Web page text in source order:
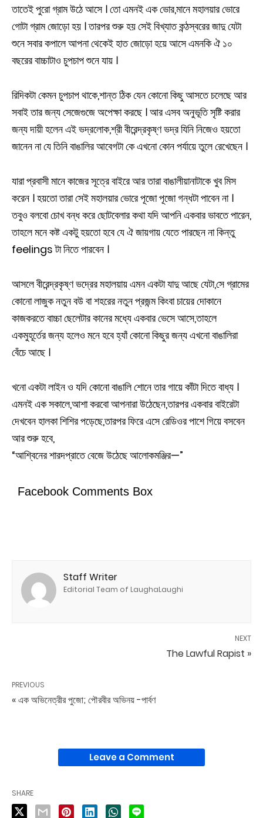
তাতেই পুরো গ্রাম উঠে আসে । তো এমনই এক ভোর,মানে মহালয়ার ভোরে
গোটা গ্রাম জোড়ো হয় । তারপর শুরু হয় সেই বিখ্যাত কন্ঠস্বরের জাদু যেটা
শুনে সবার কপালে আপনা থেকেই হাত জোড়ো হয়ে আসে এমনকি ঐ ১০
বছরের বাচ্চাটাও চুপচাপ শুনে যায় ।
রিদিকটা কেমন চুপচাপ থাকে,শান্ত ঠিক যেন কোনো কিছু আসতে চলেছে আর
সবাই তার জন্য সেজেগুজে অপেক্ষা করছে । আর এসব অনুভূতি সৃষ্টি করার
জন্য দায়ী হলেন এই ভদ্রলোক,শ্রী বীরেন্দ্রকৃষ্ণ ভদ্র যিনি নিজেও হয়তো
জানেন না যে তিনি বাঙালির আবেগটা কে এখনো কোন পর্যায়ে তুলে রেখেছেন ।
যারা প্রবাসী মানে কাজের সূত্রে বাইরে আর তারা বাঙালীয়ানাটাকে খুব মিস
করেন । হয়তো তারা সেই মহালয়ার ভোরে পূজো পূজো গন্ধটা পাবেন না ।
তবুও বলবো চোখ বন্ধ করে ছোটবেলার কথা যদি আপনি একবার ভাবতে পারেন,
তাহলে মনে কষ্ট একটু হয়তো হবে যে ঐ জায়গায় যেতে পারছেন না কিন্তু
feelings টা নিতে পারবেন ।
আসলে বীরেন্দ্রকৃষ্ণ ভদ্রের মহালয়ায় এমন একটা যাদু আছে যেটা,সে গ্রামের
কোনো লাজুক নতুন বউ বা শহরের নতুন প্রজন্ম কিংবা চায়ের দোকানে
কাজকরতে বাচ্চা ছেলেটার কানের মধ্যে একবার ভেসে আসে,তাহলে
একমুহূর্তের জন্য হলেও মনে হবে হ্যাঁ কোনো কিছুর জন্য এখনো বাঙালিরা
বেঁচে আছে ।
খনো একটা লাইন ও যদি কোনো বাঙালি শোনে তার গায়ে কাঁটা দিতে বাধ্য ।
এমনই এক সকালে,আশা করবো আপনারা উঠেছেন,তারপর একবার বাইরেটা
দেখবেন হালকা শিশির পড়েছে,তারপর ফিরে এসে রেডিওর পাশে গিয়ে বসবেন
আর শুরু হবে,
“আশ্বিনের শারদপ্রাতে বেজে উঠেছে আলোকমঞ্জির—”
Facebook Comments Box
Staff Writer
Editorial Team of LaughaLaughi
NEXT
The Lawful Rapist »
PREVIOUS
« এক অভিনেত্রীর পুজো; পৌরবীর অভিনয় -পার্বণ
Leave a Comment
SHARE